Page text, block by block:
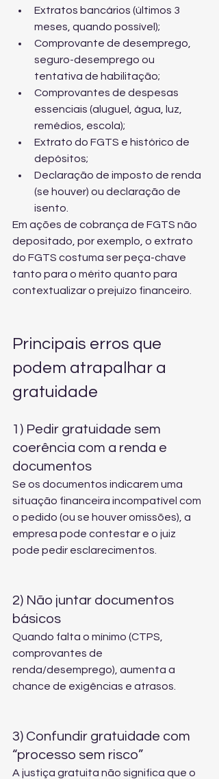
Extratos bancários (últimos 3
meses, quando possível);
Comprovante de desemprego,
seguro-desemprego ou
tentativa de habilitação;
Comprovantes de despesas
essenciais (aluguel, água, luz,
remédios, escola);
Extrato do FGTS e histórico de
depósitos;
Declaração de imposto de renda
(se houver) ou declaração de
isento.
Em ações de cobrança de FGTS não
depositado , por exemplo, o extrato
do FGTS costuma ser peça-chave
tanto para o mérito quanto para
contextualizar o prejuízo financeiro.
Principais erros que
podem atrapalhar a
gratuidade
1) Pedir gratuidade sem
coerência com a renda e
documentos
Se os documentos indicarem uma
situação financeira incompatível com
o pedido (ou se houver omissões), a
empresa pode contestar e o juiz
pode pedir esclarecimentos.
2) Não juntar documentos
básicos
Quando falta o mínimo (CTPS,
comprovantes de
renda/desemprego), aumenta a
chance de exigências e atrasos.
3) Confundir gratuidade com
“processo sem risco”
A justiça gratuita não significa que o